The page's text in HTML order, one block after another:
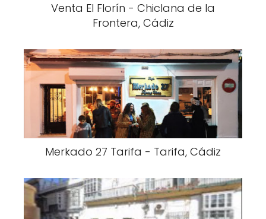
Venta El Florín - Chiclana de la
Frontera, Cádiz
Merkado 27 Tarifa - Tarifa, Cádiz